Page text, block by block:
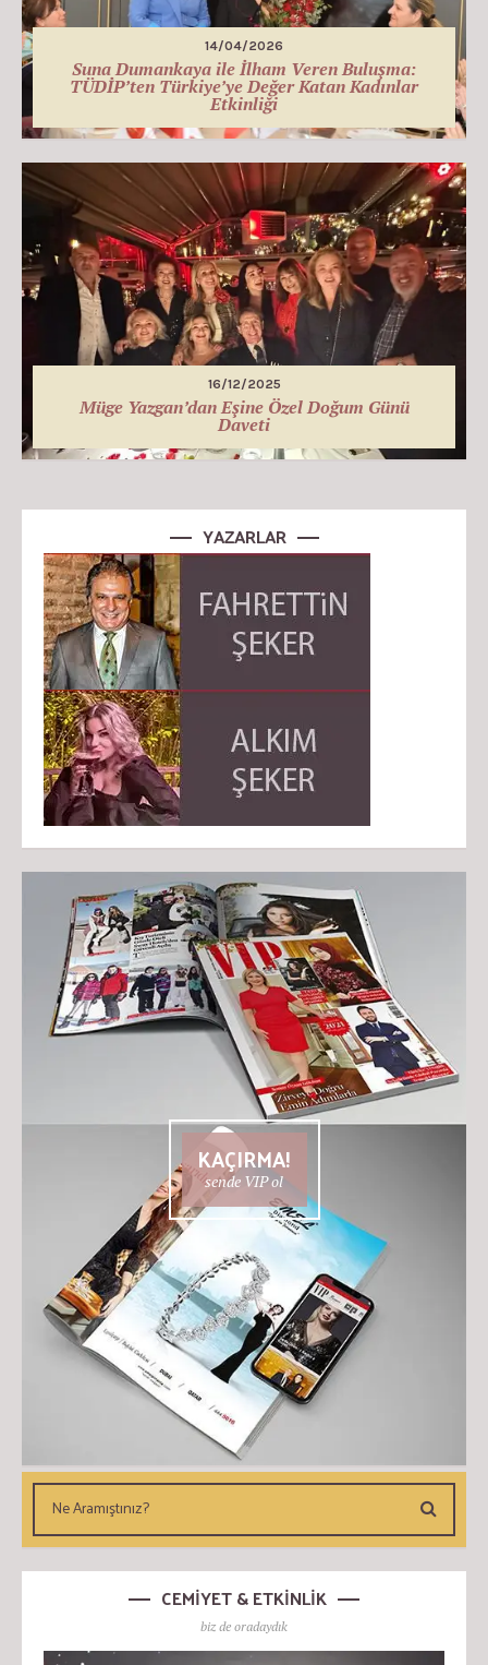
14/04/2026
Suna Dumankaya ile İlham Veren Buluşma:
TÜDİP’ten Türkiye’ye Değer Katan Kadınlar
Etkinliği
16/12/2025
Müge Yazgan’dan Eşine Özel Doğum Günü
Daveti
YAZARLAR
KAÇIRMA!
sende VIP ol
CEMİYET & ETKİNLİK
biz de oradaydık